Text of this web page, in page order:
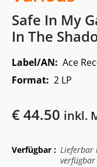
Safe In My
In The
Label/AN: Ace
Format: 2 LP
€44.50 inkl.
Verfügbar : Lieferbar